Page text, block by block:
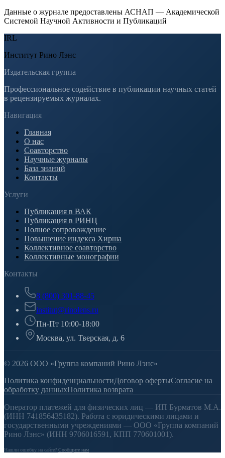
Данные о журнале предоставлены АСНАП — Академической
Системой Научной Активности и Публикаций
IRL
Институт Рино Лэнс
Издательская группа
Профессиональное содействие в публикации научных статей
в рецензируемых журналах.
Навигация
Главная
О нас
Соавторство
Научные журналы
База знаний
Контакты
Услуги
Публикация в ВАК
Публикация в РИНЦ
Полное сопровождение
Повышение индекса Хирша
Коллективное соавторство
Коллективные монографии
Контакты
8 (800) 301-88-45
institut@rinolens.ru
Пн-Пт 10:00-18:00
Москва, ул. Тверская, д. 6
© 2026 ООО «Группа компаний Рино Лэнс»
Политика конфиденциальностиДоговор офертыСогласие на
обработку данныхПолитика возврата
Оператор платежей для физических лиц — ИП Бурматов М.А.
(ИНН 741856435182). Работа с юридическими лицами и
государственными учреждениями — ООО «Группа компаний
Рино Лэнс» (ИНН 9706016591, КПП 770601001).
Нашли ошибку на сайте? Сообщите нам